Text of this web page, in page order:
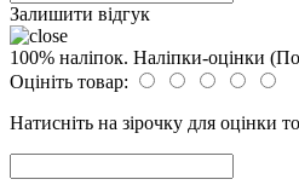
Залишити відгук
100% наліпок. Наліпки-оцінки
Оцініть товар:
Натисніть на зірочку для оцінки